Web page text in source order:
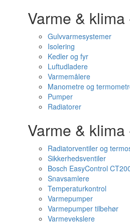
Varme &
Gulvvarmesystemer
Isolering
Kedler og fyr
Luftudladere
Varmemålere
Manometre og
Pumper
Radiatorer
Varme &
Radiatorventiler og
Sikkerhedsventiler
Bosch EasyControl
Snavsamlere
Temperaturkontrol
Varmepumper
Varmepumper tilbehør
Varmevekslere